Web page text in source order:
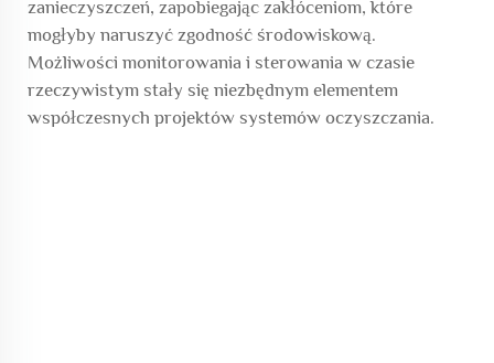
zanieczyszczeń, zapobiegając zakłóceniom, które
mogłyby naruszyć zgodność środowiskową.
Możliwości monitorowania i sterowania w czasie
rzeczywistym stały się niezbędnym elementem
współczesnych projektów systemów oczyszczania.